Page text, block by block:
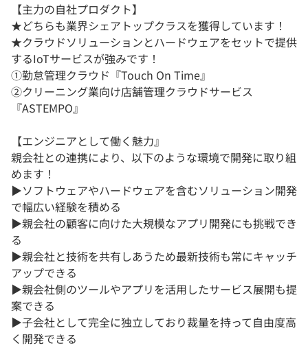
【主力の自社プロダクト】
★どちらも業界シェアトップクラスを獲得しています！
★クラウドソリューションとハードウェアをセットで提供
するIoTサービスが強みです！
①勤怠管理クラウド『Touch On Time』
②クリーニング業向け店舗管理クラウドサービス
『ASTEMPO』
【エンジニアとして働く魅力』
親会社との連携により、以下のような環境で開発に取り組
めます！
▶︎ソフトウェアやハードウェアを含むソリューション開発
で幅広い経験を積める
▶︎親会社の顧客に向けた大規模なアプリ開発にも挑戦でき
る
▶︎親会社と技術を共有しあうため最新技術も常にキャッチ
アップできる
▶︎親会社側のツールやアプリを活用したサービス展開も提
案できる
▶︎子会社として完全に独立しており裁量を持って自由度高
く開発できる